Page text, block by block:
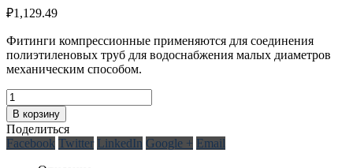
₽1,129.49
Фитинги компрессионные применяются для соединения
полиэтиленовых труб для водоснабжения малых диаметров
механическим способом.
В корзину
Поделиться
Facebook Twitter LinkedIn Google + Email